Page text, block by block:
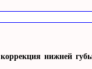
нижней